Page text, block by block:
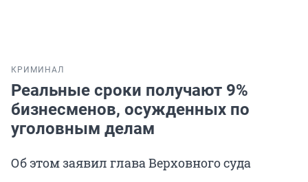
КРИМИНАЛ
Реальные сроки получают 9%
бизнесменов, осужденных по
уголовным делам
Об этом заявил глава Верховного суда